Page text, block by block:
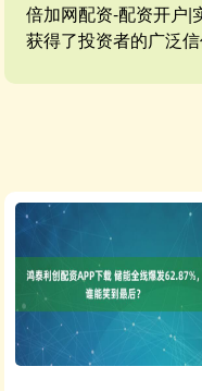
倍加网配资-配资开户|
获得了投资者的广泛信